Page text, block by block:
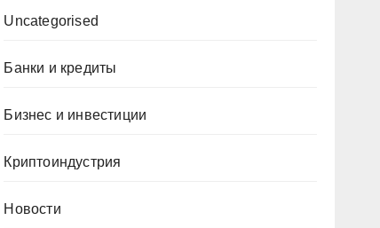
Uncategorised
Банки и кредиты
Бизнес и инвестиции
Криптоиндустрия
Новости